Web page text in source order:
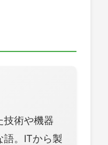
技術や機器
語。ITから製